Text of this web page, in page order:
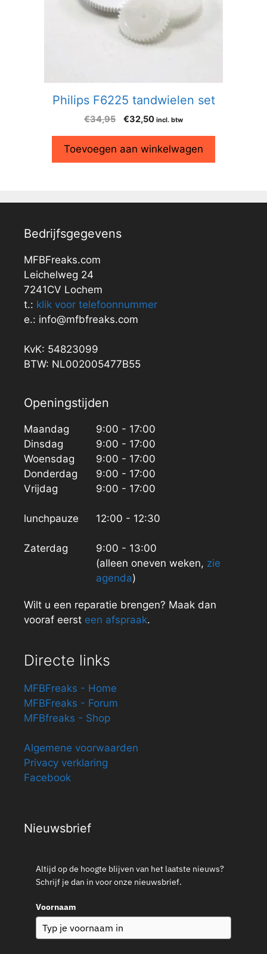
Philips F6225 tandwielen set
€34,95 €32,50 incl. btw
Toevoegen aan winkelwagen
Bedrijfsgegevens
MFBFreaks.com
Leichelweg 24
7241CV Lochem
t.: klik voor telefoonnummer
e.: info@mfbfreaks.com
KvK: 54823099
BTW: NL002005477B55
Openingstijden
Maandag
Dinsdag
Woensdag
Donderdag
Vrijdag
lunchpauze
Zaterdag
9:00 - 17:00
9:00 - 17:00
9:00 - 17:00
9:00 - 17:00
9:00 - 17:00
12:00 - 12:30
9:00 - 13:00
(alleen oneven weken, zie
agenda)
Wilt u een reparatie brengen? Maak dan
vooraf eerst een afspraak.
Directe links
MFBFreaks - Home
MFBFreaks - Forum
MFBfreaks - Shop
Algemene voorwaarden
Privacy verklaring
Facebook
Nieuwsbrief
Altijd op de hoogte blijven van het laatste nieuws?
Schrijf je dan in voor onze nieuwsbrief.
Voornaam